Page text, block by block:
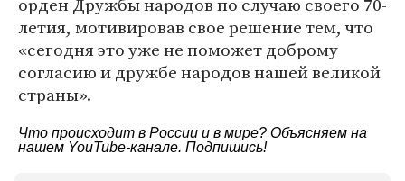
летия, мотивировав свое решение тем, что
«сегодня это уже не поможет доброму
согласию и дружбе народов нашей великой
страны».
Что происходит в России и в мире? Объясняем на
нашем YouTube-канале. Подпишись!